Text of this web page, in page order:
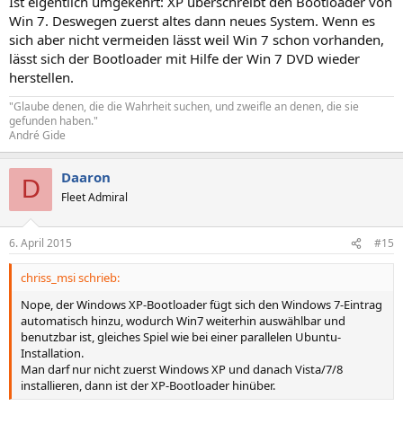
Win 7. Deswegen zuerst altes dann neues System. Wenn es
sich aber nicht vermeiden lässt weil Win 7 schon vorhanden,
lässt sich der Bootloader mit Hilfe der Win 7 DVD wieder
herstellen.
"Glaube denen, die die Wahrheit suchen, und zweifle an denen, die sie
gefunden haben."
André Gide
D Daaron
Fleet Admiral
6. April 2015 #15
chriss_msi schrieb:
Nope, der Windows XP-Bootloader fügt sich den Windows 7-Eintrag
automatisch hinzu, wodurch Win7 weiterhin auswählbar und
benutzbar ist, gleiches Spiel wie bei einer parallelen Ubuntu-
Installation.
Man darf nur nicht zuerst Windows XP und danach Vista/7/8
installieren, dann ist der XP-Bootloader hinüber.